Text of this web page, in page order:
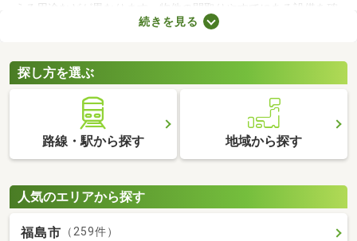
える用途などが異なります。物件の間取りやすでにある設備を確
認したうえで、内見を申し込むことがおすすめです。店舗の家賃
しょう。
続きを見る
探し方を選ぶ
路線・駅から探す 地域から探す
人気のエリアから探す
福島市 （259件）